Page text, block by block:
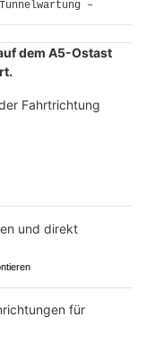
dem A5-Ostast
Fahrtrichtung